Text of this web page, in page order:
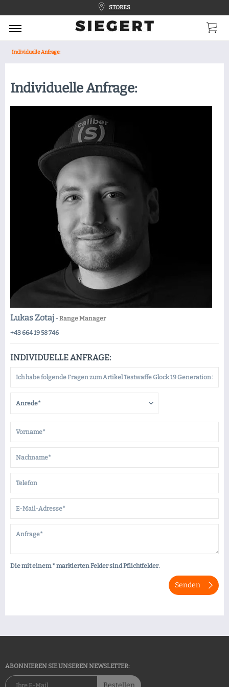
STORES
Individuelle Anfrage:
Individuelle Anfrage:
Lukas Zotaj - Range Manager
+43 664 19 58 746
INDIVIDUELLE ANFRAGE:
Die mit einem * markierten Felder sind Pflichtfelder.
Senden
ABONNIEREN SIE UNSEREN NEWSLETTER:
Bestellen